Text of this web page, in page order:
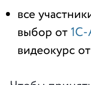
все
выбор от
видеокурс от